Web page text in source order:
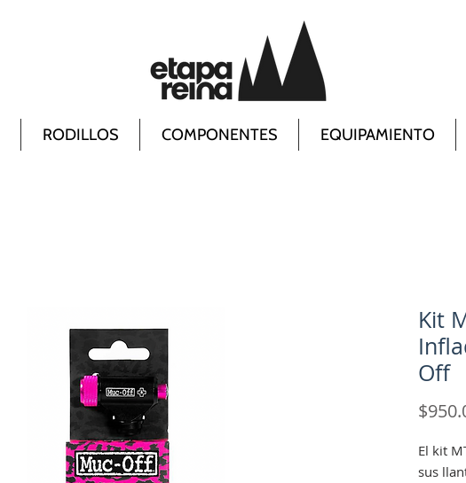
RODILLOS COMPONENTES EQUIPAMIENTO
Kit
Off
El kit
sus